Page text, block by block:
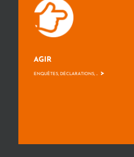
AGIR
ENQUÊTES, DÉCLARATIONS, ... >